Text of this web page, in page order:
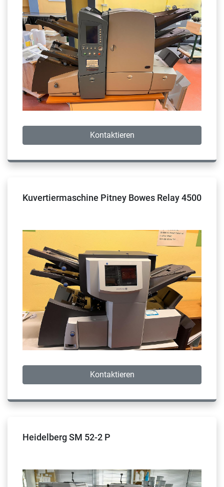
Kontaktieren
Kuvertiermaschine Pitney Bowes Relay 4500
Kontaktieren
Heidelberg SM 52-2 P